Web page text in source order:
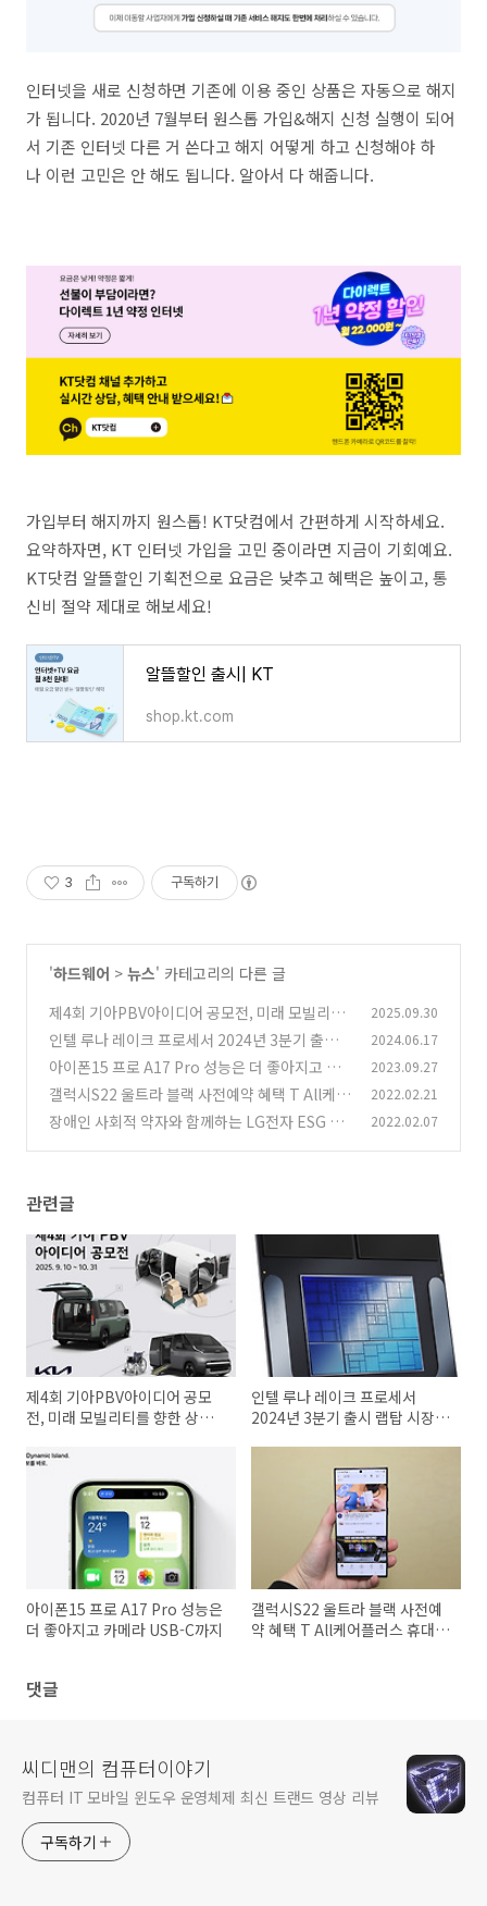
인터넷을 새로 신청하면 기존에 이용 중인 상품은 자동으로 해지
가 됩니다. 2020년 7월부터 원스톱 가입&해지 신청 실행이 되어
서 기존 인터넷 다른 거 쓴다고 해지 어떻게 하고 신청해야 하
나 이런 고민은 안 해도 됩니다. 알아서 다 해줍니다.
가입부터 해지까지 원스톱! KT닷컴에서 간편하게 시작하세요.
요약하자면, KT 인터넷 가입을 고민 중이라면 지금이 기회예요.
KT닷컴 알뜰할인 기획전으로 요금은 낮추고 혜택은 높이고, 통
신비 절약 제대로 해보세요!
알뜰할인 출시| KT
shop.kt.com
3 구독하기
'하드웨어 > 뉴스' 카테고리의 다른 글
제4회 기아PBV아이디어 공모전, 미래 모빌리티
를 향한 상상력을 펼쳐보세요
(2)
2025.09.30
인텔 루나 레이크 프로세서 2024년 3분기 출시
랩탑 시장 선도한다 (4)
2024.06.17
아이폰15 프로 A17 Pro 성능은 더 좋아지고 카
메라 USB-C까지 (550)
2023.09.27
갤럭시S22 울트라 블랙 사전예약 혜택 T All케어
플러스 휴대폰 파손 보험까지
(285)
2022.02.21
장애인 사회적 약자와 함께하는 LG전자 ESG 기
2022.02.07
관련글
제4회 기아PBV아이디어 공모
전, 미래 모빌리티를 향한 상상
인텔 루나 레이크 프로세서
2024년 3분기 출시 랩탑 시장
아이폰15 프로 A17 Pro 성능은
더 좋아지고 카메라 USB-C까지
갤럭시S22 울트라 블랙 사전예
약 혜택 T All케어플러스 휴대폰
댓글
씨디맨의 컴퓨터이야기
컴퓨터 IT 모바일 윈도우 운영체제 최신 트랜드 영상 리뷰
구독하기